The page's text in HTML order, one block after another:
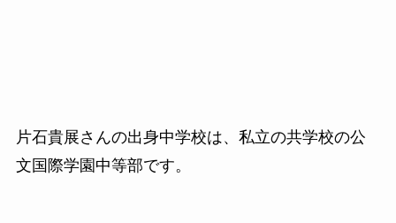
片石貴展さんの出身中学校は、私立の共学校の公
文国際学園中等部です。